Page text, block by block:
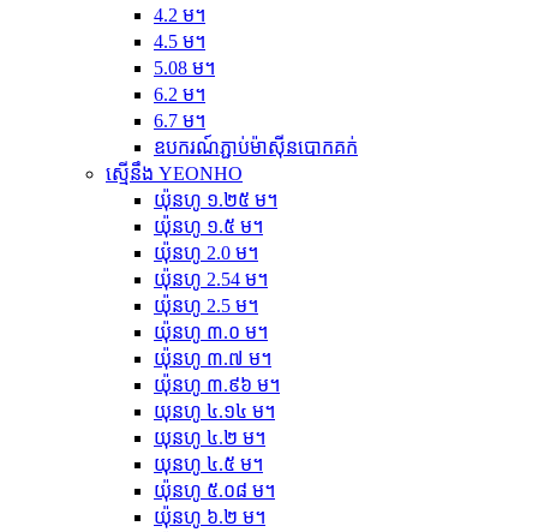
4.2 ម។
4.5 ម។
5.08 ម។
6.2 ម។
6.7 ម។
ឧបករណ៍ភ្ជាប់ម៉ាស៊ីនបោកគក់
ស្មើនឹង YEONHO
យ៉ុនហូ ១.២៥ ម។
យ៉ុនហូ ១.៥ ម។
យ៉ុនហូ 2.0 ម។
យ៉ុនហូ 2.54 ម។
យ៉ុនហូ 2.5 ម។
យ៉ុនហូ ៣.០ ម។
យ៉ុនហូ ៣.៧ ម។
យ៉ុនហូ ៣.៩៦ ម។
យុនហូ ៤.១៤ ម។
យុនហូ ៤.២ ម។
យុនហូ ៤.៥ ម។
យ៉ុនហូ ៥.០៨ ម។
យ៉ុនហូ ៦.២ ម។